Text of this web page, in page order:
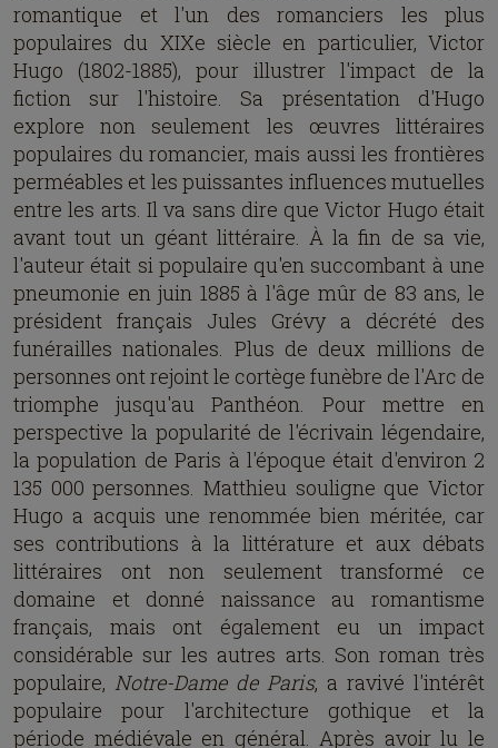
romantique et l'un des romanciers les plus
populaires du XIXe siècle en particulier, Victor
Hugo (1802-1885), pour illustrer l'impact de la
fiction sur l'histoire. Sa présentation d'Hugo
explore non seulement les œuvres littéraires
populaires du romancier, mais aussi les frontières
perméables et les puissantes influences mutuelles
entre les arts. Il va sans dire que Victor Hugo était
avant tout un géant littéraire. À la fin de sa vie,
l'auteur était si populaire qu'en succombant à une
pneumonie en juin 1885 à l'âge mûr de 83 ans, le
président français Jules Grévy a décrété des
funérailles nationales. Plus de deux millions de
personnes ont rejoint le cortège funèbre de l'Arc de
triomphe jusqu'au Panthéon. Pour mettre en
perspective la popularité de l'écrivain légendaire,
la population de Paris à l'époque était d'environ 2
135 000 personnes. Matthieu souligne que Victor
Hugo a acquis une renommée bien méritée, car
ses contributions à la littérature et aux débats
littéraires ont non seulement transformé ce
domaine et donné naissance au romantisme
français, mais ont également eu un impact
considérable sur les autres arts. Son roman très
populaire, Notre-Dame de Paris, a ravivé l'intérêt
populaire pour l'architecture gothique et la
période médiévale en général. Après avoir lu le